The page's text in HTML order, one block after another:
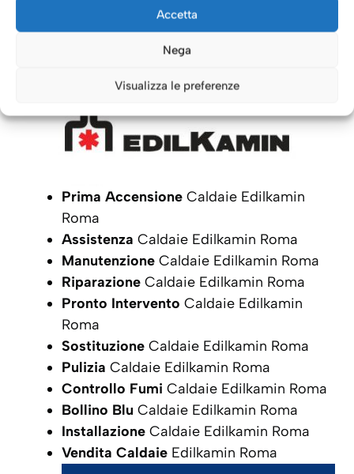
Accetta
Nega
Visualizza le preferenze
Caldaie Roma: i nostri servizi
per le CaldaieEdilkamin
Prima Accensione Caldaie Edilkamin
Roma
Assistenza Caldaie Edilkamin Roma
Manutenzione Caldaie Edilkamin Roma
Riparazione Caldaie Edilkamin Roma
Pronto Intervento Caldaie Edilkamin
Roma
Sostituzione Caldaie Edilkamin Roma
Pulizia Caldaie Edilkamin Roma
Controllo Fumi Caldaie Edilkamin Roma
Bollino Blu Caldaie Edilkamin Roma
Installazione Caldaie Edilkamin Roma
Vendita Caldaie Edilkamin Roma